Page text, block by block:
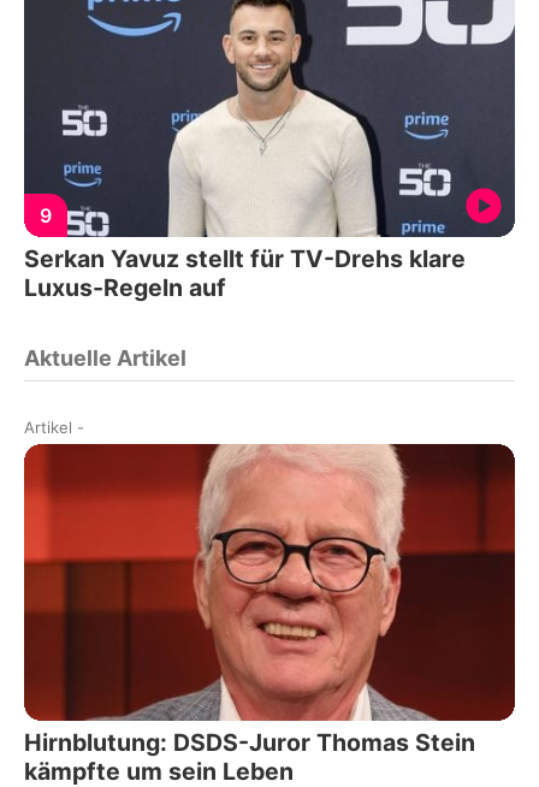
9
Serkan Yavuz stellt für TV-Drehs klare
Luxus-Regeln auf
Aktuelle Artikel
Artikel -
Hirnblutung: DSDS-Juror Thomas Stein
kämpfte um sein Leben